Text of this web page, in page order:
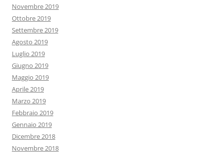
Novembre 2019
Ottobre 2019
Settembre 2019
Agosto 2019
Luglio 2019
Giugno 2019
Maggio 2019
Aprile 2019
Marzo 2019
Febbraio 2019
Gennaio 2019
Dicembre 2018
Novembre 2018